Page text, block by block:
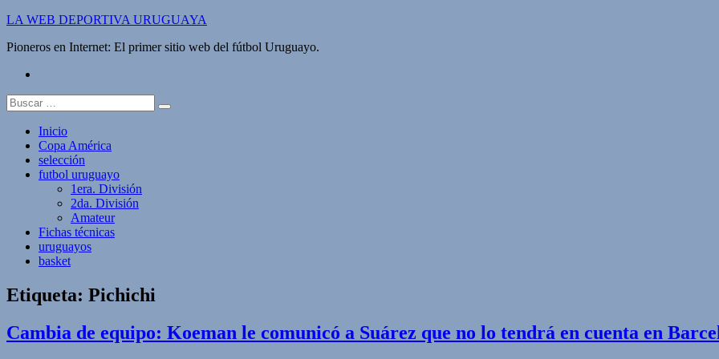
Saltar
contenido
LA WEB DEPORTIVA URUGUAYA
Pioneros en Internet: El primer sitio web del fútbol Uruguayo.
Buscar:
Inicio
Copa América
selección
futbol uruguayo
1era. División
2da. División
Amateur
Fichas técnicas
uruguayos
basket
Etiqueta: Pichichi
Cambia de equipo: Koeman le comunicó a Suárez que no lo tendrá en cuenta en